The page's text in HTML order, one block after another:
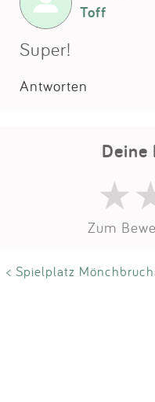
Toff
Super!
Antworten
Deine
Zum
< Spielplatz